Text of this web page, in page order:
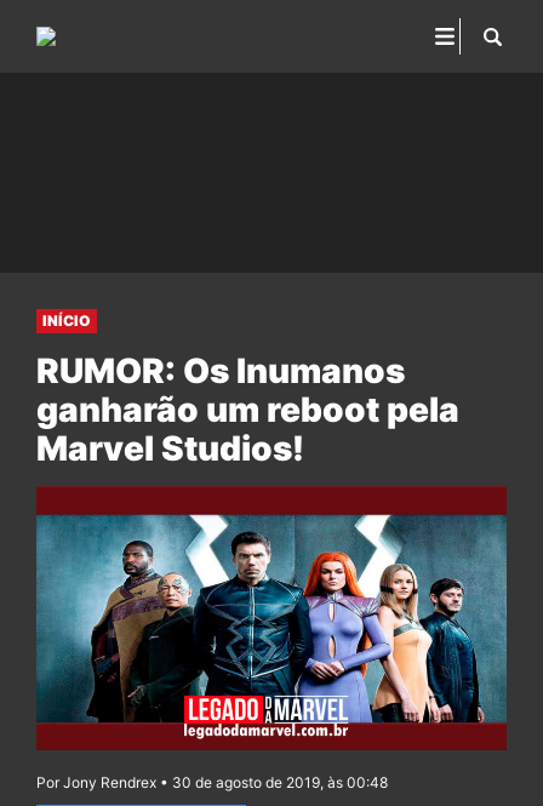
INÍCIO
RUMOR: Os Inumanos
ganharão um reboot pela
Marvel Studios!
Por Jony Rendrex • 30 de agosto de 2019, às 00:48